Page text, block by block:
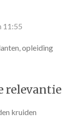
11:55
opleiding
relevantie
kruiden